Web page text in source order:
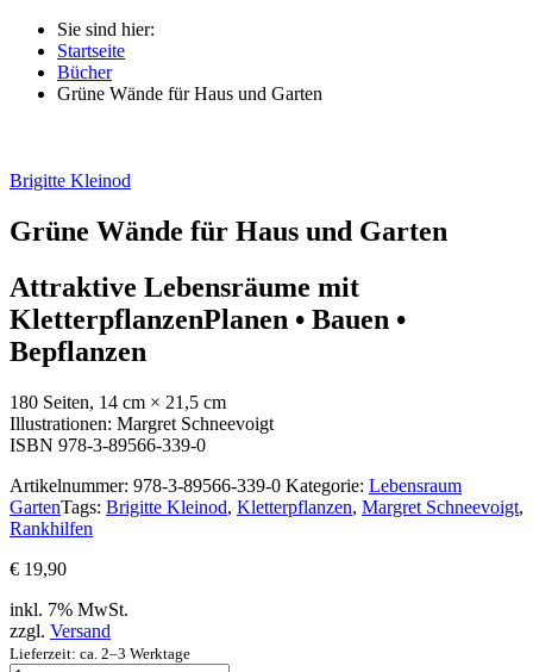
Sie sind hier:
Startseite
Bücher
Grüne Wände für Haus und Garten
Brigitte Kleinod
Grüne Wände für Haus und Garten
Attraktive Lebensräume mit
KletterpflanzenPlanen • Bauen •
Bepflanzen
180 Seiten, 14 cm × 21,5 cm
Illustrationen: Margret Schneevoigt
ISBN 978-3-89566-339-0
Artikelnummer: 978-3-89566-339-0 Kategorie: Lebensraum
GartenTags: Brigitte Kleinod, Kletterpflanzen, Margret Schneevoigt,
Rankhilfen
€ 19,90
inkl. 7% MwSt.
zzgl. Versand
Lieferzeit: ca. 2–3 Werktage